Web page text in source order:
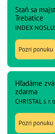
Staň sa
Trebatice
INDEX
Pozri ponuku
Hľadáme
zdarma
CHRISTAL s. r.
Pozri ponuku